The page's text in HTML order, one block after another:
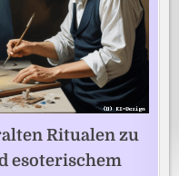
Ritualen zu
esoterischem